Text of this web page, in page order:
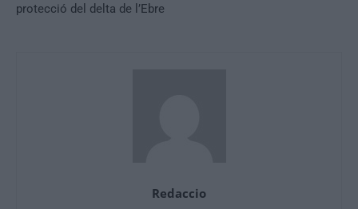
protecció del delta de l’Ebre
Redaccio